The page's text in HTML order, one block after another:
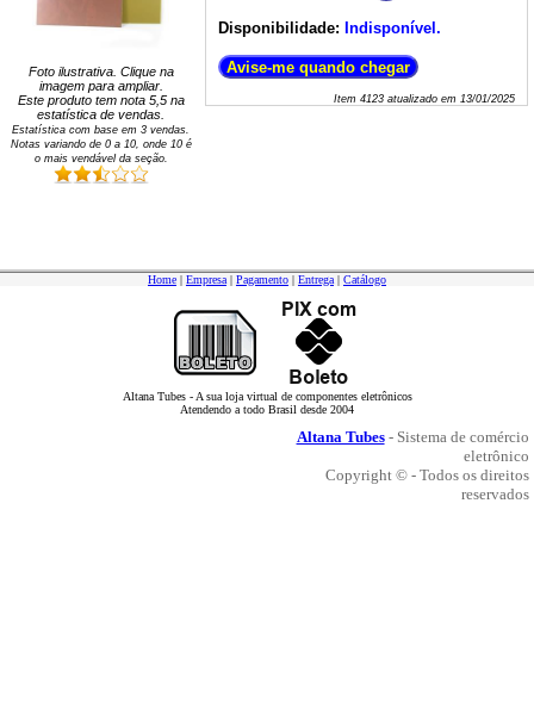
Foto ilustrativa. Clique na
imagem para ampliar.
Este produto tem nota 5,5na
estatística de vendas.
Estatística com base em 3 vendas.
Notas variando de 0a 10, onde 10 é
o mais vendável da seção.
Disponibilidade: Indisponível.
Item 4123atualizado em 13/01/2025
Home | Empresa | Pagamento | Entrega | Catálogo
Altana Tubes - A sua loja virtual de componentes eletrônicos
Atendendo a todo Brasil desde 2004
Altana Tubes- Sistema de comércio
eletrônico
Copyright © - Todos os direitos
reservados